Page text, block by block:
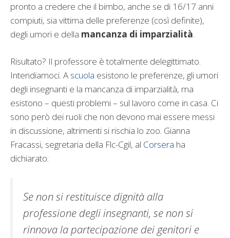
pronto a credere che il bimbo, anche se di 16/17 anni
compiuti, sia vittima delle preferenze (così definite),
degli umori e della mancanza di imparzialità.
Risultato? Il professore è totalmente delegittimato.
Intendiamoci. A scuola esistono le preferenze, gli umori
degli insegnanti e la mancanza di imparzialità, ma
esistono – questi problemi – sul lavoro come in casa. Ci
sono però dei ruoli che non devono mai essere messi
in discussione, altrimenti si rischia lo zoo. Gianna
Fracassi, segretaria della Flc-Cgil, al Corsera ha
dichiarato:
Se non si restituisce dignità alla
professione degli insegnanti, se non si
rinnova la partecipazione dei genitori e